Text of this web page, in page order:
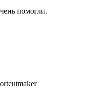
помогли.